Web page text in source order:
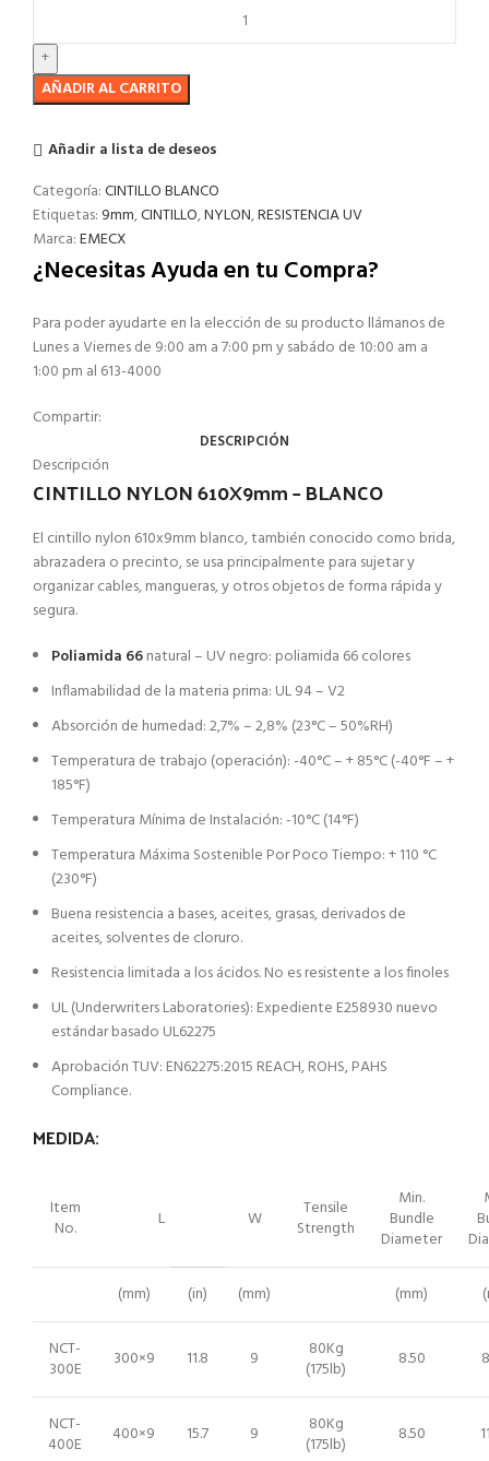
AÑADIR AL CARRITO
Añadir a lista de deseos
Categoría:CINTILLO BLANCO
Etiquetas: 9mm,CINTILLO,NYLON,RESISTENCIA UV
Marca:EMECX
¿Necesitas Ayuda en tu Compra?
Para poder ayudarte en la elección de su producto llámanos de
Lunes a Viernes de 9:00 am a 7:00 pm y sabádo de 10:00 am a
1:00 pm al 613-4000
Compartir:
DESCRIPCIÓN
Descripción
CINTILLO NYLON 610X9mm – BLANCO
El cintillo nylon 610x9mm blanco, también conocido como brida,
abrazadera o precinto, se usa principalmente para sujetar y
organizar cables, mangueras, y otros objetos de forma rápida y
segura.
Poliamida 66natural – UV negro: poliamida 66 colores
Inflamabilidad de la materia prima: UL 94 – V2
Absorción de humedad: 2,7% – 2,8% (23°C – 50%RH)
Temperatura de trabajo (operación): -40°C – + 85°C (-40°F – +
185°F)
Temperatura Mínima de Instalación: -10°C (14°F)
Temperatura Máxima Sostenible Por Poco Tiempo: + 110 °C
(230°F)
Buena resistencia a bases, aceites, grasas, derivados de
aceites, solventes de cloruro.
Resistencia limitada a los ácidos. No es resistente a los finoles
UL (Underwriters Laboratories): Expediente E258930 nuevo
estándar basado UL62275
Aprobación TUV: EN62275:2015 REACH, ROHS, PAHS
Compliance.
MEDIDA:
Item
No.
L W
Tensile
Strength
Min.
Bundle
Diameter
(mm) (in) (mm) (mm)
NCT-
300E
300×9 11.8 9
80Kg
(175lb)
8.50
NCT-
400E
400×9 15.7 9
80Kg
(175lb)
8.50